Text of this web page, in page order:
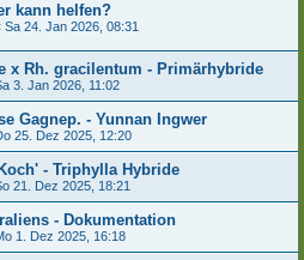
kann helfen?
Sa 24. Jan 2026, 08:31
x Rh. gracilentum - Primärhybride
3. Jan 2026, 11:02
Gagnep. - Yunnan Ingwer
25. Dez 2025, 12:20
- Triphylla Hybride
21. Dez 2025, 18:21
- Dokumentation
1. Dez 2025, 16:18